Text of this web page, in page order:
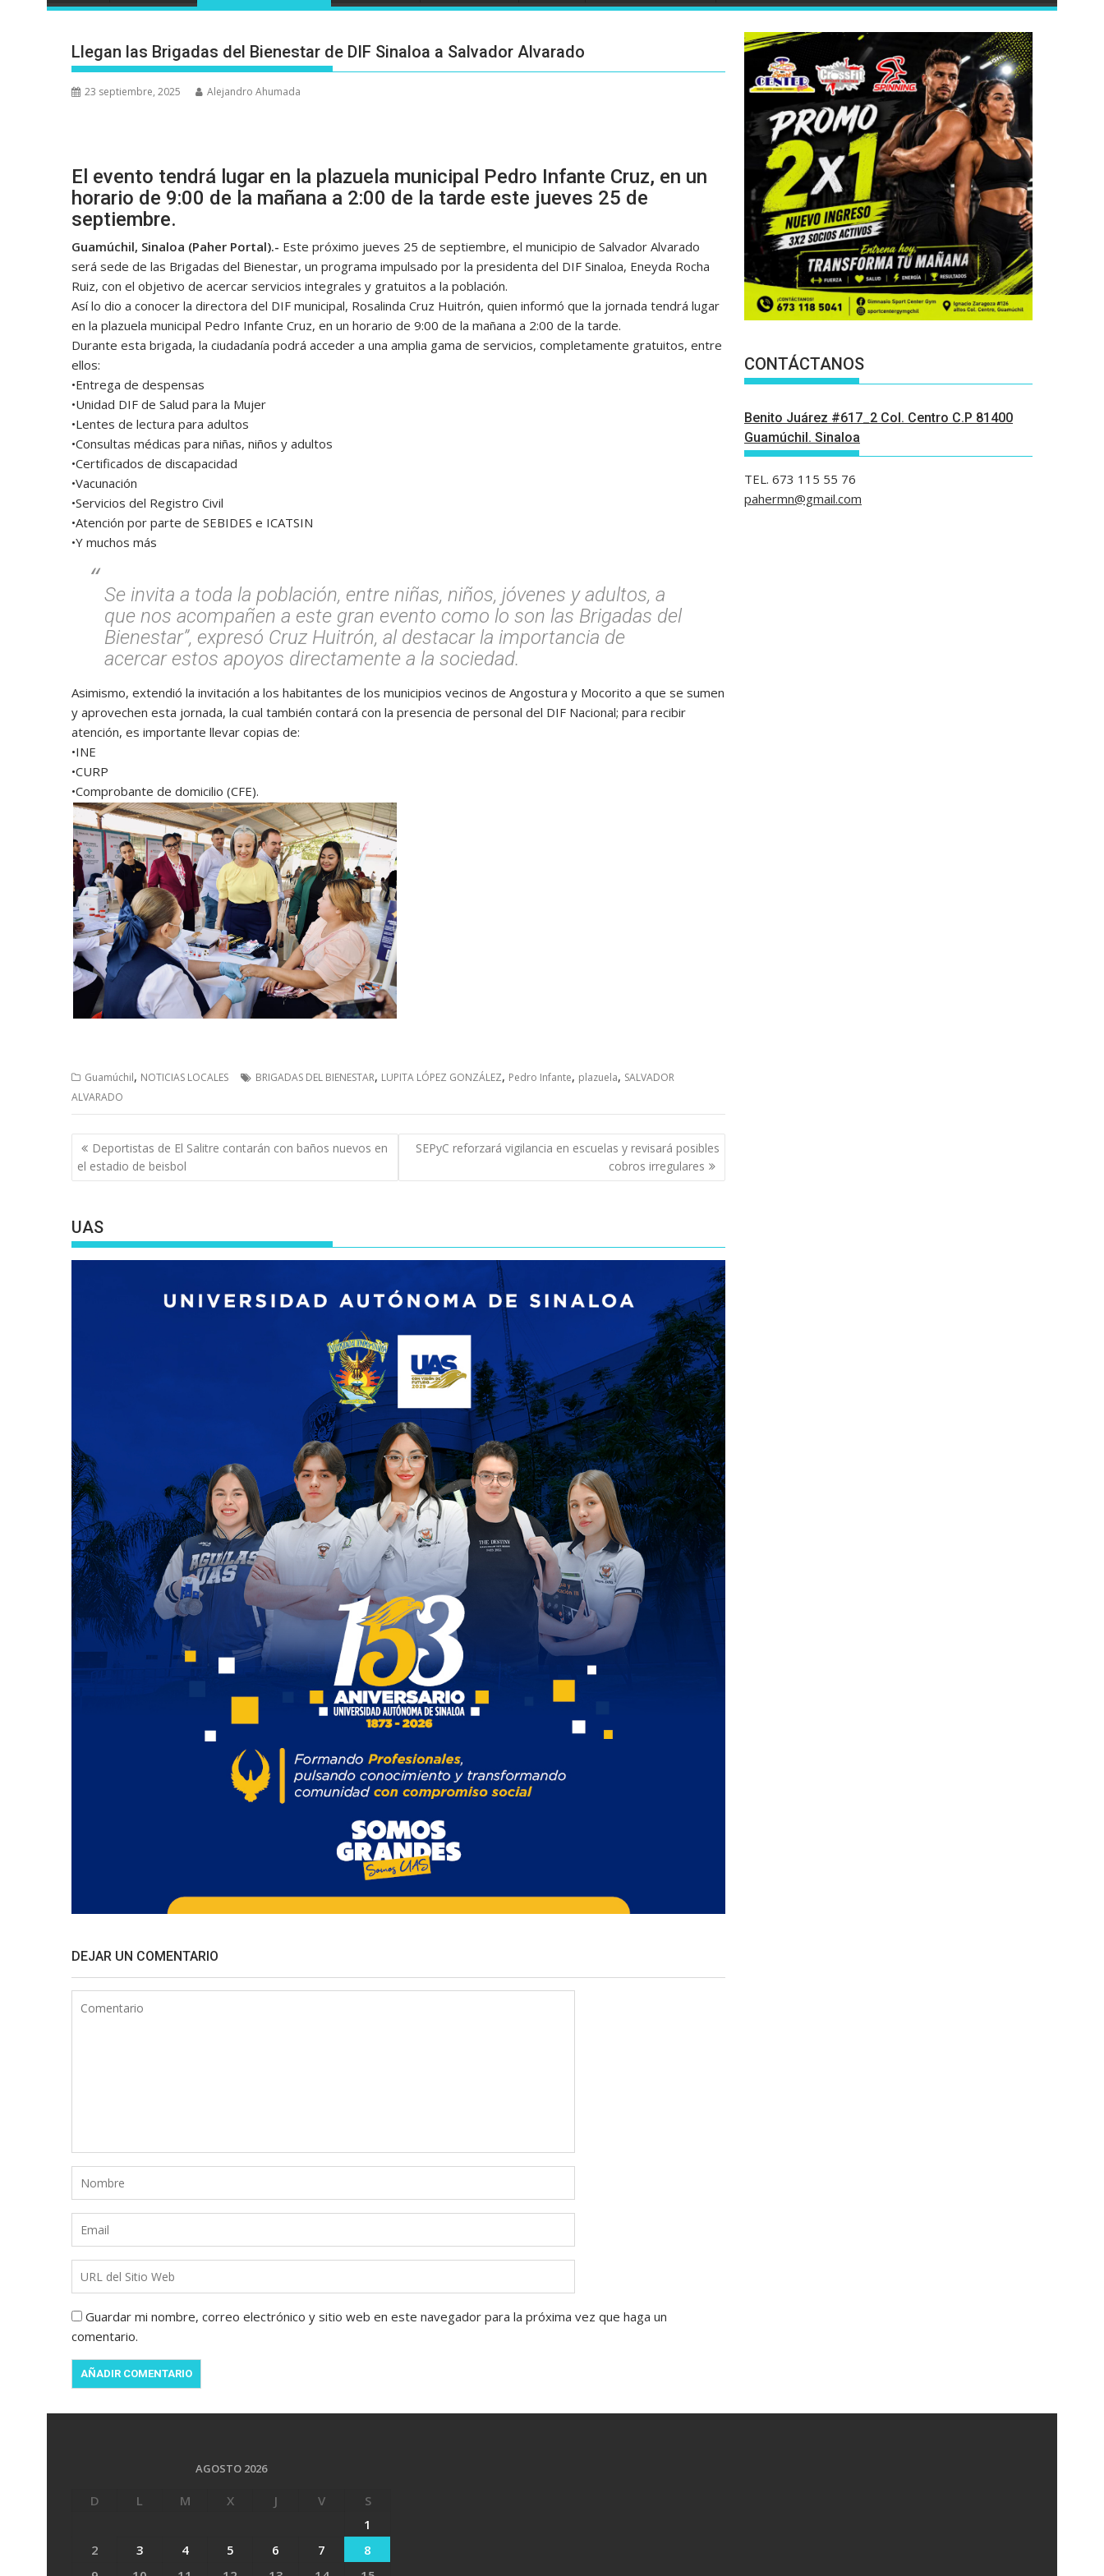
Llegan las Brigadas del Bienestar de DIF Sinaloa a Salvador Alvarado
23 septiembre, 2025 Alejandro Ahumada
El evento tendrá lugar en la plazuela municipal Pedro Infante Cruz, en un
horario de 9:00 de la mañana a 2:00 de la tarde este jueves 25 de
septiembre.
Guamúchil, Sinaloa (Paher Portal).- Este próximo jueves 25 de septiembre, el municipio de Salvador Alvarado
será sede de las Brigadas del Bienestar, un programa impulsado por la presidenta del DIF Sinaloa, Eneyda Rocha
Ruiz, con el objetivo de acercar servicios integrales y gratuitos a la población.
Así lo dio a conocer la directora del DIF municipal, Rosalinda Cruz Huitrón, quien informó que la jornada tendrá lugar
en la plazuela municipal Pedro Infante Cruz, en un horario de 9:00 de la mañana a 2:00 de la tarde.
Durante esta brigada, la ciudadanía podrá acceder a una amplia gama de servicios, completamente gratuitos, entre
ellos:
•Entrega de despensas
•Unidad DIF de Salud para la Mujer
•Lentes de lectura para adultos
•Consultas médicas para niñas, niños y adultos
•Certificados de discapacidad
•Vacunación
•Servicios del Registro Civil
•Atención por parte de SEBIDES e ICATSIN
•Y muchos más
Se invita a toda la población, entre niñas, niños, jóvenes y adultos, a
que nos acompañen a este gran evento como lo son las Brigadas del
Bienestar”, expresó Cruz Huitrón, al destacar la importancia de
acercar estos apoyos directamente a la sociedad.
Asimismo, extendió la invitación a los habitantes de los municipios vecinos de Angostura y Mocorito a que se sumen
y aprovechen esta jornada, la cual también contará con la presencia de personal del DIF Nacional; para recibir
atención, es importante llevar copias de:
•INE
•CURP
•Comprobante de domicilio (CFE).
Guamúchil, NOTICIAS LOCALES BRIGADAS DEL BIENESTAR, LUPITA LÓPEZ GONZÁLEZ, Pedro Infante, plazuela, SALVADOR
ALVARADO
Navegación
de
entradas
Deportistas de El Salitre contarán con baños nuevos en
el estadio de beisbol
SEPyC reforzará vigilancia en escuelas y revisará posibles
cobros irregulares
UAS
DEJAR UN COMENTARIO
Guardar mi nombre, correo electrónico y sitio web en este navegador para la próxima vez que haga un
comentario.
CONTÁCTANOS
Benito Juárez #617_2 Col. Centro C.P 81400
Guamúchil. Sinaloa
TEL. 673 115 55 76
pahermn@gmail.com
AGOSTO 2026
D L M X J V
S
1
2
3 4 5 6 7
8